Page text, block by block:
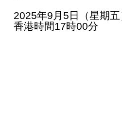
2025年9月5日（星期
香港時間17時00分